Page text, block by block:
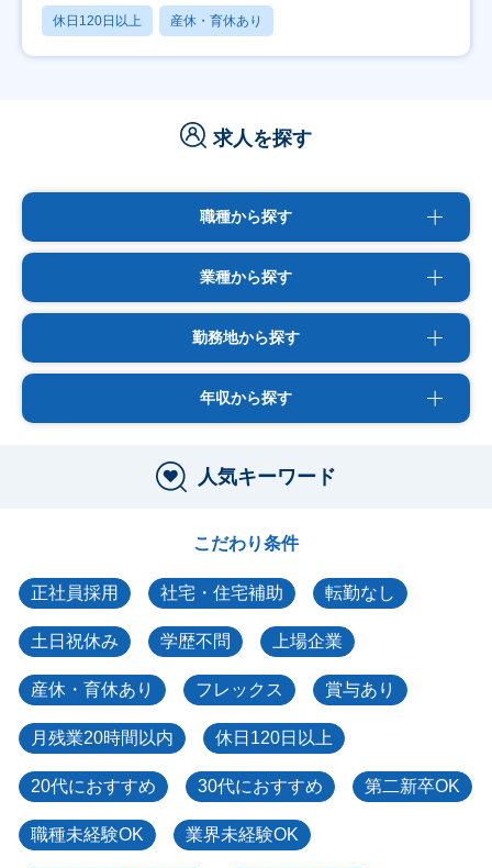
休日120日以上 産休・育休あり
求人を探す
職種から探す
業種から探す
勤務地から探す
年収から探す
人気キーワード
こだわり条件
正社員採用 社宅・住宅補助 転勤なし
土日祝休み 学歴不問 上場企業
産休・育休あり フレックス 賞与あり
月残業20時間以内 休日120日以上
20代におすすめ 30代におすすめ 第二新卒OK
職種未経験OK 業界未経験OK